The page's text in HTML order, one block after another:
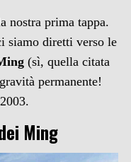
nostra prima tappa.
siamo diretti verso le
(sì, quella citata
permanente!
Ming